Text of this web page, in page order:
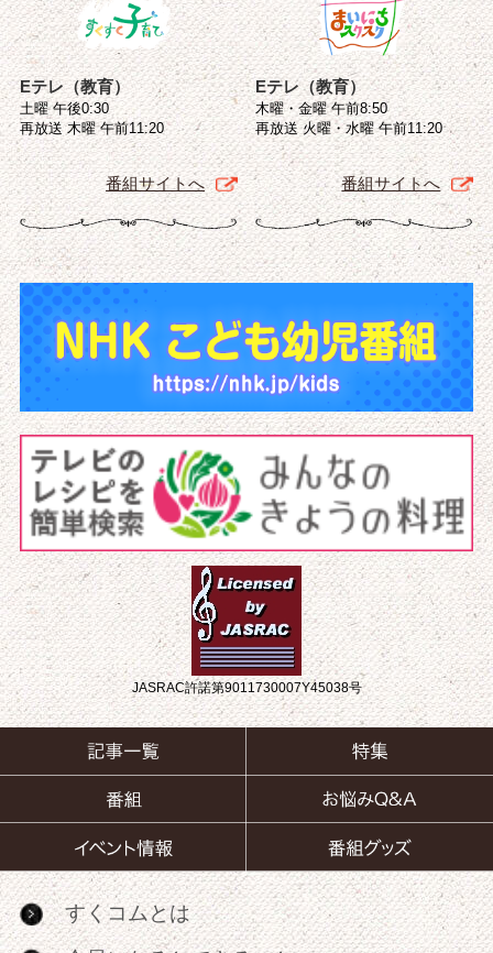
Eテレ（教育）
土曜 午後0:30
再放送 木曜 午前11:20
番組サイトへ
Eテレ（教育）
木曜・金曜 午前8:50
再放送 火曜・水曜 午前11:20
番組サイトへ
JASRAC許諾第9011730007Y45038号
すくコムとは